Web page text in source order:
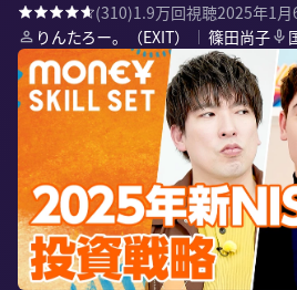
(310)1.9万回視聴2025年1月
りんたろー。（EXIT）
｜ 篠田尚子